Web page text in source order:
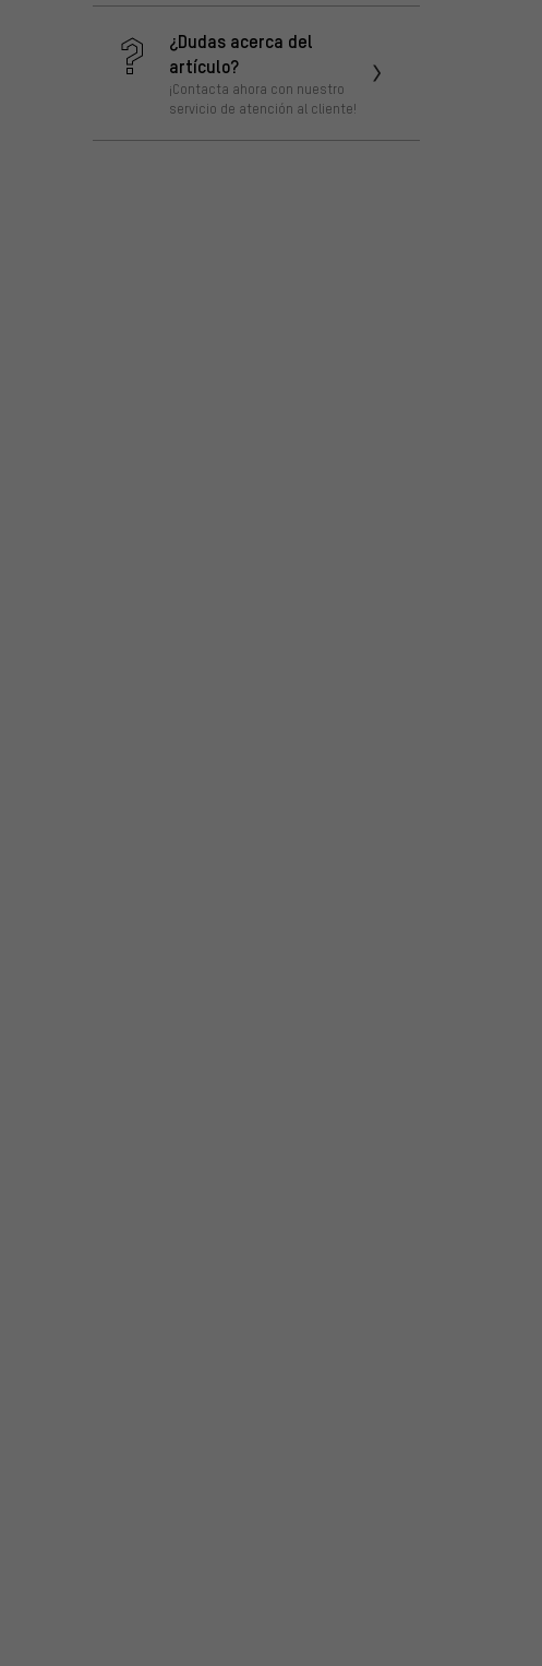
¿Dudas acerca del
artículo?
¡Contacta ahora con nuestro
servicio de atención al cliente!